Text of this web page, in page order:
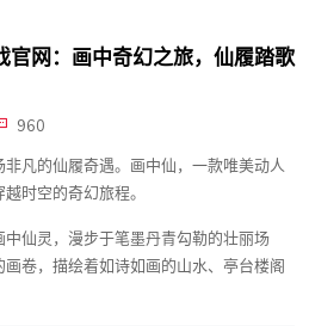
网：画中奇幻之旅，仙履踏歌
960
凡的仙履奇遇。画中仙，一款唯美动人
时空的奇幻旅程。
仙灵，漫步于笔墨丹青勾勒的壮丽场
卷，描绘着如诗如画的山水、亭台楼阁